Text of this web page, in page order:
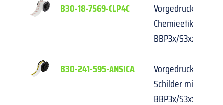
B30-18-7569-CLP4C
Vorgedruckte GHS/
Chemieetiketten
BBP3x/S3xxx/i3300
B30-241-595-ANSICA
Vorgedruckte,
Schilder mit
BBP3x/S3xxx/i3300